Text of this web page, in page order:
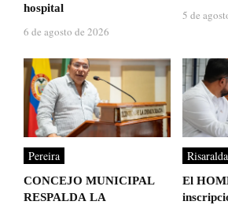
hospital
6 de agosto de 2026
5 de
Pereira
CONCEJO MUNICIPAL
RESPALDA LA
Risaralda
El